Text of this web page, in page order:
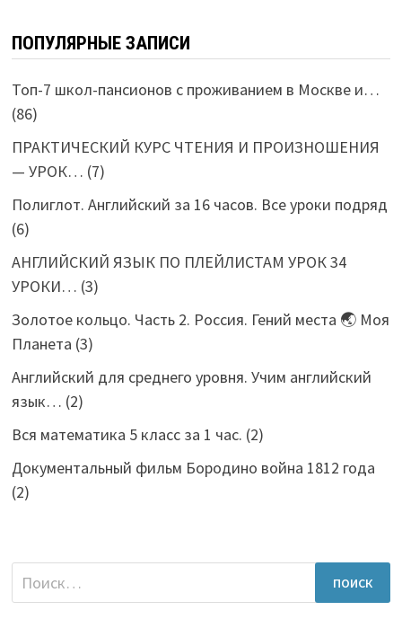
ПОПУЛЯРНЫЕ ЗАПИСИ
Топ-7 школ-пансионов с проживанием в Москве и…
(86)
ПРАКТИЧЕСКИЙ КУРС ЧТЕНИЯ И ПРОИЗНОШЕНИЯ
— УРОК… (7)
Полиглот. Английский за 16 часов. Все уроки подряд
(6)
АНГЛИЙСКИЙ ЯЗЫК ПО ПЛЕЙЛИСТАМ УРОК 34
УРОКИ… (3)
Золотое кольцо. Часть 2. Россия. Гений места 🌏 Моя
Планета (3)
Английский для среднего уровня. Учим английский
язык… (2)
Вся математика 5 класс за 1 час. (2)
Документальный фильм Бородино война 1812 года
(2)
Найти: